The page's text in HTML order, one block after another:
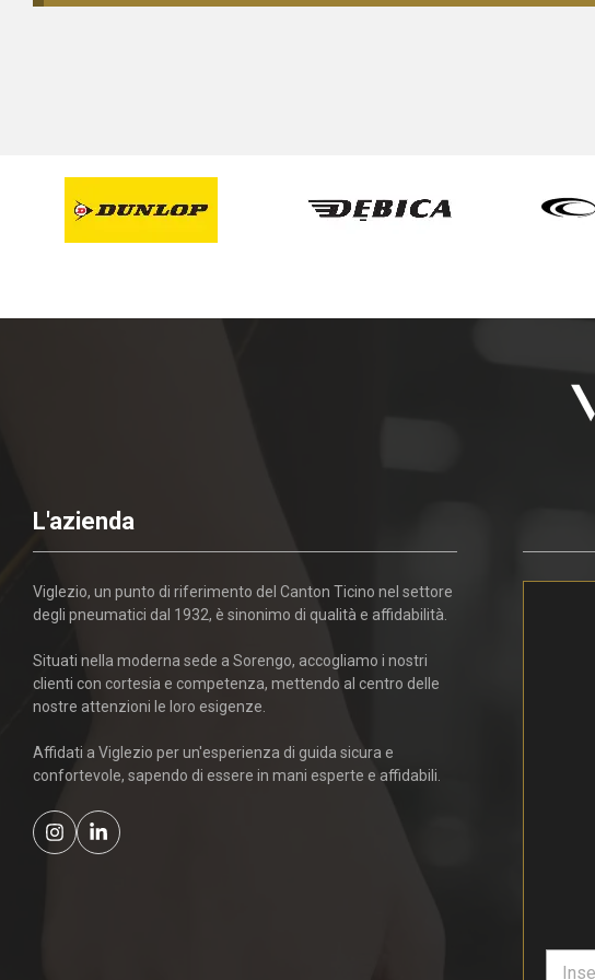
L'azienda
Viglezio, un punto di riferimento del Canton Ticino nel settore
degli pneumatici dal 1932, è sinonimo di qualità e affidabilità.
Situati nella moderna sede a Sorengo, accogliamo i nostri
clienti con cortesia e competenza, mettendo al centro delle
nostre attenzioni le loro esigenze.
Affidati a Viglezio per un'esperienza di guida sicura e
confortevole, sapendo di essere in mani esperte e affidabili.